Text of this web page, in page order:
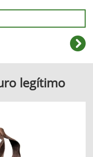
legítimo